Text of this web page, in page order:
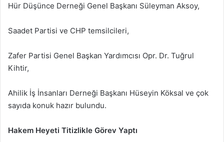
Hür Düşünce Derneği Genel Başkanı Süleyman Aksoy,
Saadet Partisi ve CHP temsilcileri,
Zafer Partisi Genel Başkan Yardımcısı Opr. Dr. Tuğrul
Kihtir,
Ahilik İş İnsanları Derneği Başkanı Hüseyin Köksal ve çok
sayıda konuk hazır bulundu.
Hakem Heyeti Titizlikle Görev Yaptı